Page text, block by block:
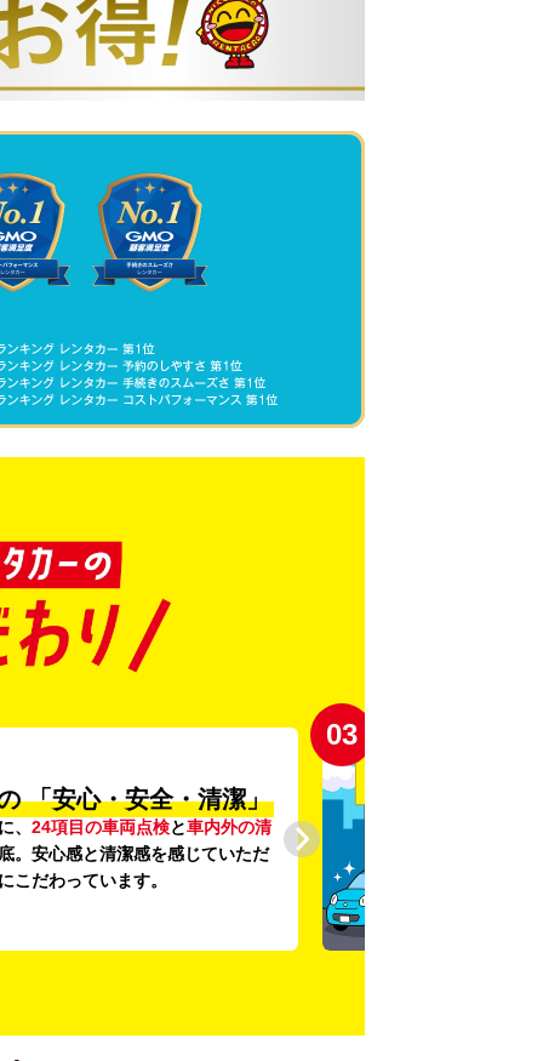
「安心・安全・清潔」
、 24項目の車両点検と車内外の清
。安心感と清潔感を感じていただ
こだわっています。
03